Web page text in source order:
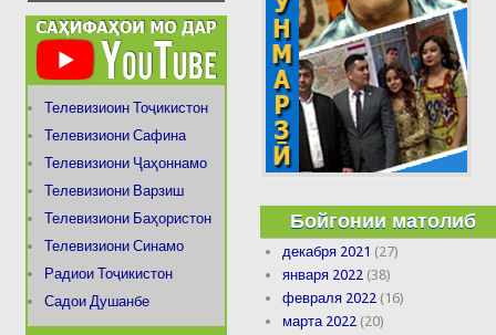
Телевизиоин Тоҷикистон
Телевизиони Сафина
Телевизиони Ҷаҳоннамо
Телевизиони Варзиш
Телевизиони Баҳористон
Телевизиони Синамо
Радиои Тоҷикистон
Садои Душанбе
Бойгонии матолиб
декабря 2021 (27)
января 2022 (38)
февраля 2022 (16)
марта 2022 (20)